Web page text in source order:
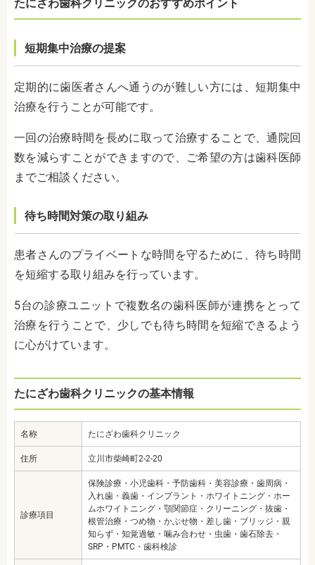
たにざわ歯科クリニックのおすすめポイント
短期集中治療の提案
定期的に歯医者さんへ通うのが難しい方には、短期集中
治療を行うことが可能です。
一回の治療時間を長めに取って治療することで、通院回
数を減らすことができますので、ご希望の方は歯科医師
までご相談ください。
待ち時間対策の取り組み
患者さんのプライベートな時間を守るために、待ち時間
を短縮する取り組みを行っています。
5台の診療ユニットで複数名の歯科医師が連携をとって
治療を行うことで、少しでも待ち時間を短縮できるよう
に心がけています。
たにざわ歯科クリニックの基本情報
名称 たにざわ歯科クリニック
住所 立川市柴崎町2-2-20
診療項目
保険診療・小児歯科・予防歯科・美容診療・歯周病・
入れ歯・義歯・インプラント・ホワイトニング・ホー
ムホワイトニング・顎関節症・クリーニング・抜歯・
根管治療・つめ物・かぶせ物・差し歯・ブリッジ・親
知らず・知覚過敏・噛み合わせ・虫歯・歯石除去・
SRP・PMTC・歯科検診